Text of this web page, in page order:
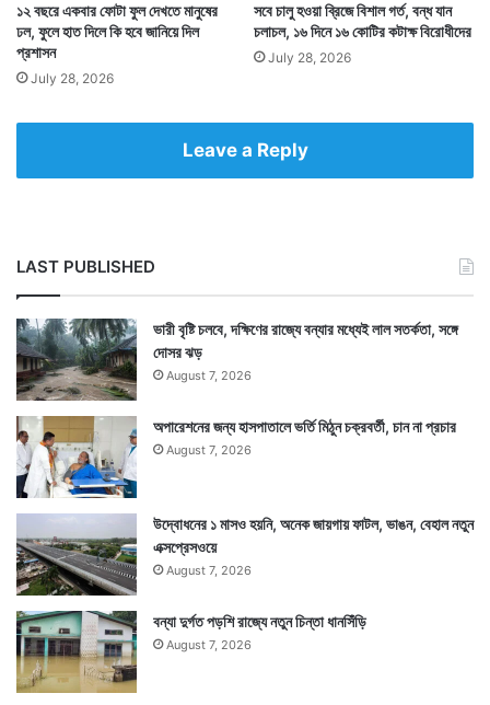
১২ বছরে একবার ফোটা ফুল দেখতে মানুষের
ঢল, ফুলে হাত দিলে কি হবে জানিয়ে দিল
প্রশাসন
July 28, 2026
সবে চালু হওয়া ব্রিজে বিশাল গর্ত, বন্ধ যান
চলাচল, ১৬ দিনে ১৬ কোটির কটাক্ষ বিরোধীদের
July 28, 2026
Leave a Reply
LAST PUBLISHED
ভারী বৃষ্টি চলবে, দক্ষিণের রাজ্যে বন্যার মধ্যেই লাল সতর্কতা, সঙ্গে
দোসর ঝড়
August 7, 2026
অপারেশনের জন্য হাসপাতালে ভর্তি মিঠুন চক্রবর্তী, চান না প্রচার
August 7, 2026
উদ্বোধনের ১ মাসও হয়নি, অনেক জায়গায় ফাটল, ভাঙন, বেহাল নতুন
এক্সপ্রেসওয়ে
August 7, 2026
বন্যা দুর্গত পড়শি রাজ্যে নতুন চিন্তা ধানসিঁড়ি
August 7, 2026